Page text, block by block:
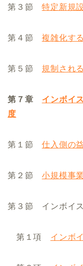
第３節特定新規
第４節複雑化す
第５節 規制され
第７章 インボイ
度
第１節仕入側の
第２節小規模事
第３節 インボイ
第１項 インボ